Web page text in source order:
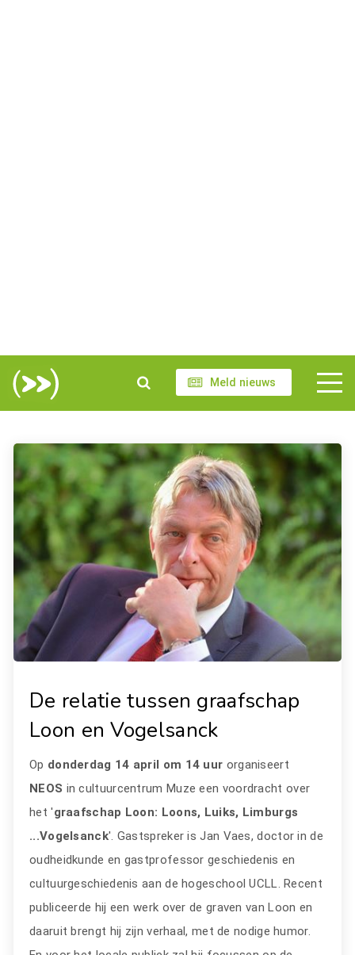
Meld nieuws
De relatie tussen graafschap
Loon en Vogelsanck
Op donderdag 14 april om 14 uur organiseert
NEOS in cultuurcentrum Muze een voordracht over
het 'graafschap Loon: Loons, Luiks, Limburgs
...Vogelsanck'. Gastspreker is Jan Vaes, doctor in de
oudheidkunde en gastprofessor geschiedenis en
cultuurgeschiedenis aan de hogeschool UCLL. Recent
publiceerde hij een werk over de graven van Loon en
daaruit brengt hij zijn verhaal, met de nodige humor.